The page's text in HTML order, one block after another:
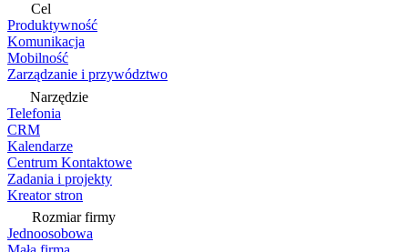
Cel
Produktywność
Komunikacja
Mobilność
Zarządzanie i przywództwo
Narzędzie
Telefonia
CRM
Kalendarze
Centrum Kontaktowe
Zadania i projekty
Kreator stron
Rozmiar firmy
Jednoosobowa